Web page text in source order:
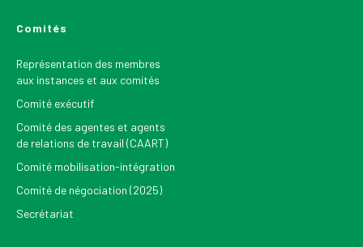
Comités
Représentation des membres
aux instances et aux comités
Comité exécutif
Comité des agentes et agents
de relations de travail (CAART)
Comité mobilisation-intégration
Comité de négociation (2025)
Secrétariat